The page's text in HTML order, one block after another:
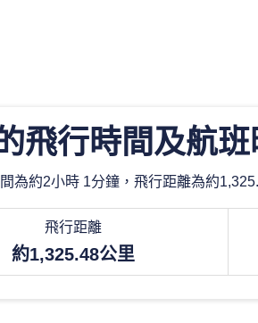
飛行時間及航
為約2小時 1分鐘，飛行距離為約
飛行距離
約1,325.48公里